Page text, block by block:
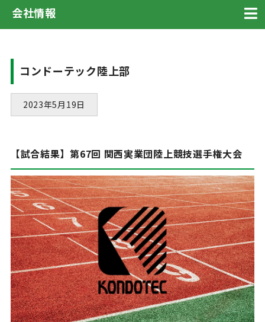
会社情報
コンドーテック陸上部
2023年5月19日
【試合結果】第67回 関西実業団陸上競技選手権大会